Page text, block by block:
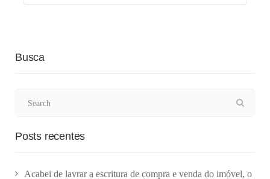
Busca
Posts recentes
Acabei de lavrar a escritura de compra e venda do imóvel, o